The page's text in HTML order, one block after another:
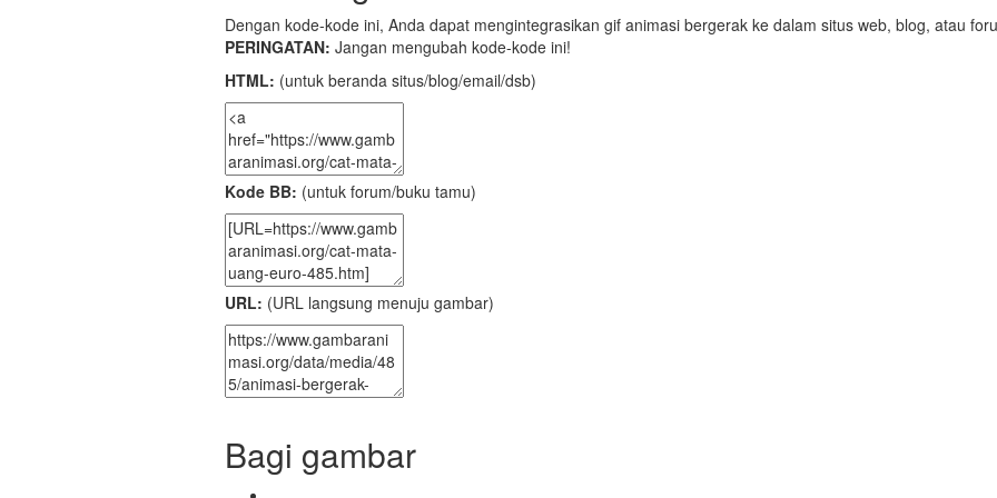
Dengan kode-kode ini, Anda dapat mengintegrasikan gif animasi bergerak ke dalam situs web, blog, atau
PERINGATAN: Jangan mengubah kode-kode ini!
HTML: (untuk beranda situs/blog/email/dsb)
Kode BB: (untuk forum/buku tamu)
URL: (URL langsung menuju gambar)
Bagi gambar